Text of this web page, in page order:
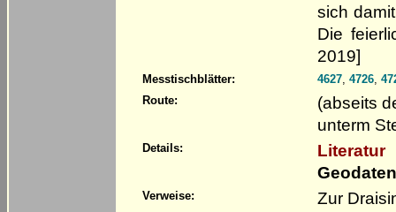
sich
Die
2019]
Messtischblätter: 4627 4726
Route:
(abseits
unterm
Details:
Literatur
Verweise: Zur